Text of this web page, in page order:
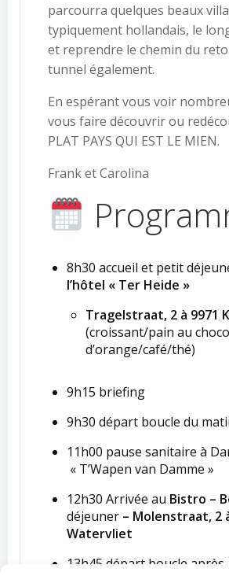
parcourra quelques beaux
typiquement hollandais, le
et reprendre le chemin du
tunnel également.
En espérant vous voir
vous faire découvrir ou
PLAT PAYS QUI EST LE MIEN.
Frank et Carolina
8h30 accueil et petit
l’hôtel « Ter Heide »
Tragelstraat, 2 à 9971
(croissant/pain au
d’orange/café/thé)
9h15 briefing
9h30 départ boucle du
11h00 pause sanitaire à
« T’Wapen van Damme »
12h30 Arrivée au Bistro –
déjeuner – Molenstraat, 2
Watervliet
13h45 départ boucle